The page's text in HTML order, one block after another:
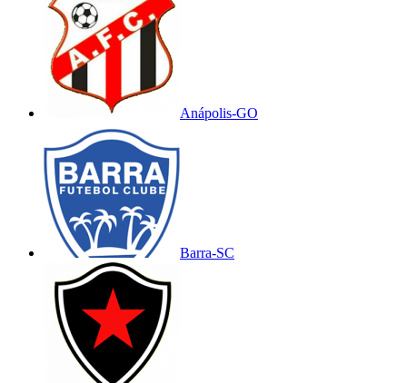
Anápolis-GO
Barra-SC